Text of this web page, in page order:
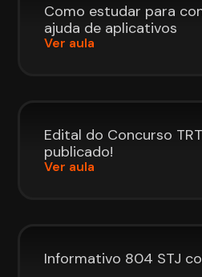
Como estudar para
ajuda de aplicativos
Ver aula
Edital do Concurso
publicado!
Ver aula
Informativo 804 STJ